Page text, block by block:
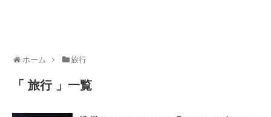
ホーム 旅行
「 旅行 」一覧